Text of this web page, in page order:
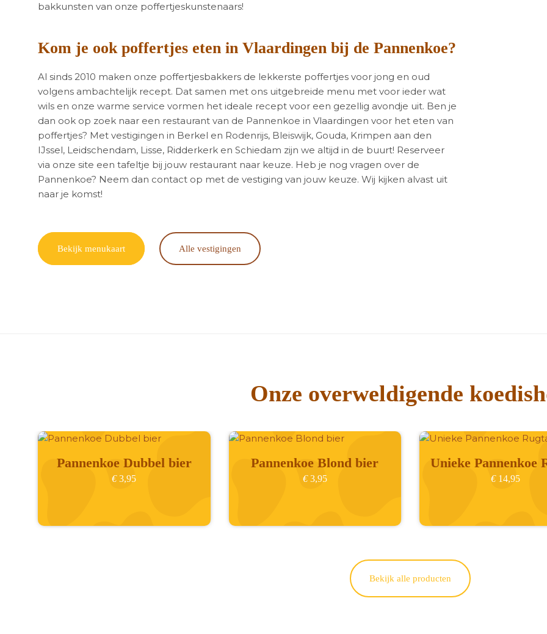
bakkunsten van onze poffertjeskunstenaars!
Kom je ook poffertjes eten in Vlaardingen bij de Pannenkoe?
Al sinds 2010 maken onze poffertjesbakkers de lekkerste poffertjes voor jong en oud
volgens ambachtelijk recept. Dat samen met ons uitgebreide menu met voor ieder wat
wils en onze warme service vormen het ideale recept voor een gezellig avondje uit. Ben je
dan ook op zoek naar een restaurant van de Pannenkoe in Vlaardingen voor het eten van
poffertjes? Met vestigingen in Berkel en Rodenrijs, Bleiswijk, Gouda, Krimpen aan den
IJssel, Leidschendam, Lisse, Ridderkerk en Schiedam zijn we altijd in de buurt! Reserveer
via onze site een tafeltje bij jouw restaurant naar keuze. Heb je nog vragen over de
Pannenkoe? Neem dan contact op met de vestiging van jouw keuze. Wij kijken alvast uit
naar je komst!
Bekijk menukaart Alle vestigingen
Onze overweldigende
Pannenkoe Dubbel bier
€3,95
Pannenkoe Blond bier
€3,95
Unieke Pannenkoe
€14,95
Bekijk alle producten